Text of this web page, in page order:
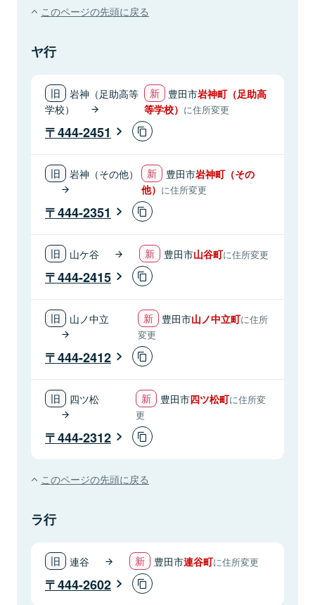
このページの先頭に戻る
ヤ行
岩神（足助高等
学校）
豊田市岩神町（足助高
等学校） に住所変更
444-2451
岩神（その他） 豊田市岩神町（その
他） に住所変更
444-2351
山ケ谷 豊田市山谷町に住所変更
444-2415
山ノ中立 豊田市山ノ中立町に住所
変更
444-2412
四ツ松 豊田市四ツ松町に住所変
更
444-2312
このページの先頭に戻る
ラ行
連谷 豊田市連谷町に住所変更
444-2602